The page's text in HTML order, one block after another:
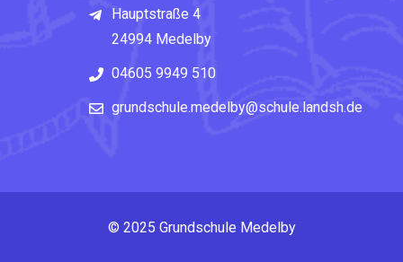
Hauptstraße 4
24994 Medelby
04605 9949 510
grundschule.medelby@schule.landsh.de
© 2025 Grundschule Medelby